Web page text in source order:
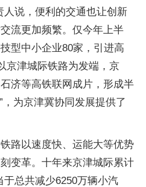
人说，便利的交通也让创新
流更加频繁。仅今年上半
型中小企业80家，引进高
京津城际铁路为发端，京
济等高铁联网成片，形成半
，为京津冀协同发展提供了
路以速度快、运能大等优势
变革。十年来京津城际累计
总共减少6250万辆小汽